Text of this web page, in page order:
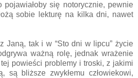
się notorycznie, pewnie
sobie lekturę na kilka dni, nawet
Janą, tak i w “Sto dni w lipcu” życie
ważną rolę, jednak wrażenie
powieści problemy i troski, z jakimi
są bliższe zwykłemu człowiekowi,